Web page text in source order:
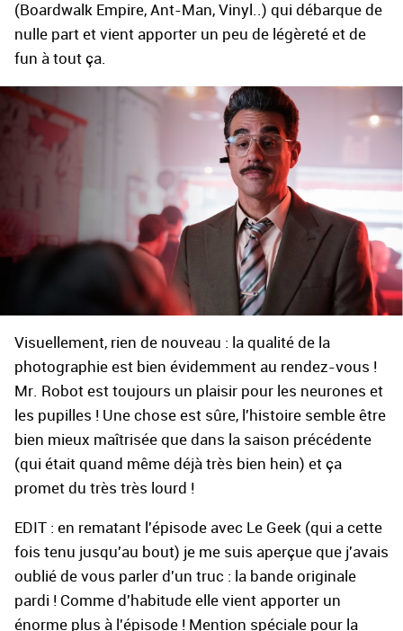
(Boardwalk Empire, Ant-Man, Vinyl..) qui débarque de
nulle part et vient apporter un peu de légèreté et de
fun à tout ça.
Visuellement, rien de nouveau : la qualité de la
photographie est bien évidemment au rendez-vous !
Mr. Robot est toujours un plaisir pour les neurones et
les pupilles ! Une chose est sûre, l'histoire semble être
bien mieux maîtrisée que dans la saison précédente
(qui était quand même déjà très bien hein) et ça
promet du très très lourd !
EDIT : en rematant l'épisode avec Le Geek (qui a cette
fois tenu jusqu'au bout) je me suis aperçue que j'avais
oublié de vous parler d'un truc : la bande originale
pardi ! Comme d'habitude elle vient apporter un
énorme plus à l'épisode ! Mention spéciale pour la